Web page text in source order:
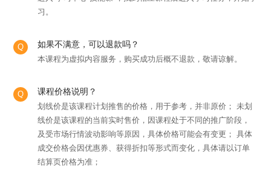
习。
如果不满意，可以退款吗？
本课程为虚拟内容服务，购买成功后概不退款，敬请谅解。
课程价格说明？
划线价是该课程计划推售的价格，用于参考，并非原价； 未划
线价是该课程的当前实时售价，因课程处于不同的推广阶段，
及受市场行情波动影响等原因，具体价格可能会有变更； 具体
成交价格会因优惠券、获得折扣等形式而变化，具体请以订单
结算页价格为准；